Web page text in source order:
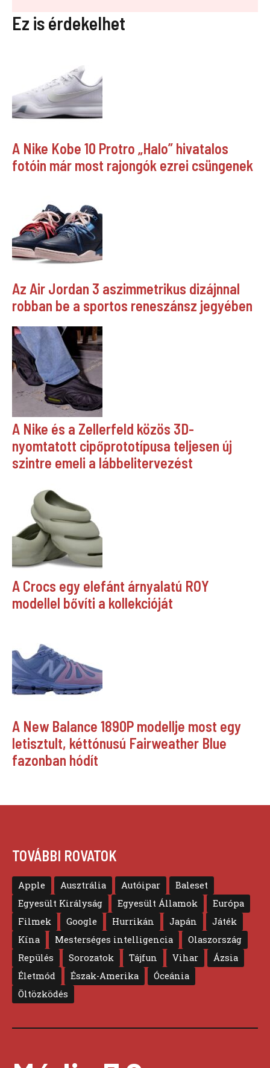
Ez is érdekelhet
A Nike Kobe 10 Protro „Halo” hivatalos
fotóin már most rajongók ezrei csüngenek
Az Air Jordan 3 aszimmetrikus dizájnnal
robban be a sportos reneszánsz jegyében
A Nike és a Zellerfeld közös 3D-
nyomtatott cipőprototípusa teljesen új
szintre emeli a lábbelitervezést
A Crocs egy elefánt árnyalatú ROY
modellel bővíti a kollekcióját
A New Balance 1890P modellje most egy
letisztult, kéttónusú Fairweather Blue
fazonban hódít
TOVÁBBI ROVATOK
Apple Ausztrália Autóipar
Baleset
Egyesült Királyság
Egyesült Államok
Európa
Filmek
Google Hurrikán Japán
Játék
Kína
Mesterséges intelligencia
Olaszország
Repülés
Sorozatok Tájfun Vihar
Ázsia
Életmód
Észak-Amerika
Óceánia
Öltözködés